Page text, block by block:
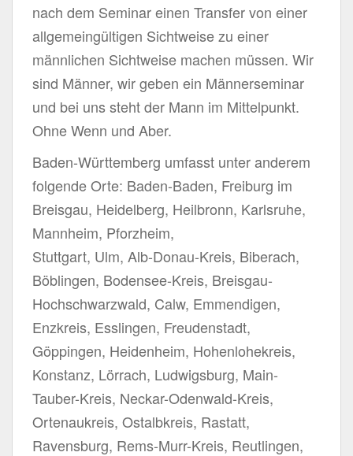
nach dem Seminar einen Transfer von einer
allgemeingültigen Sichtweise zu einer
männlichen Sichtweise machen müssen. Wir
sind Männer, wir geben ein Männerseminar
und bei uns steht der Mann im Mittelpunkt.
Ohne Wenn und Aber.
Baden-Württemberg umfasst unter anderem
folgende Orte: Baden-Baden, Freiburg im
Breisgau, Heidelberg, Heilbronn, Karlsruhe,
Mannheim, Pforzheim,
Stuttgart, Ulm, Alb-Donau-Kreis, Biberach,
Böblingen, Bodensee-Kreis, Breisgau-
Hochschwarzwald, Calw, Emmendigen,
Enzkreis, Esslingen, Freudenstadt,
Göppingen, Heidenheim, Hohenlohekreis,
Konstanz, Lörrach, Ludwigsburg, Main-
Tauber-Kreis, Neckar-Odenwald-Kreis,
Ortenaukreis, Ostalbkreis, Rastatt,
Ravensburg, Rems-Murr-Kreis, Reutlingen,